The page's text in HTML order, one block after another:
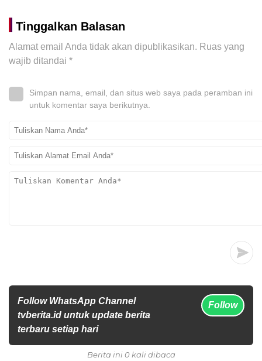
Tinggalkan Balasan
Alamat email Anda tidak akan dipublikasikan. Ruas yang
wajib ditandai *
Simpan nama, email, dan situs web saya pada peramban ini
untuk komentar saya berikutnya.
Follow WhatsApp Channel
tvberita.id untuk update berita
terbaru setiap hari
Follow
Berita ini 0 kali dibaca